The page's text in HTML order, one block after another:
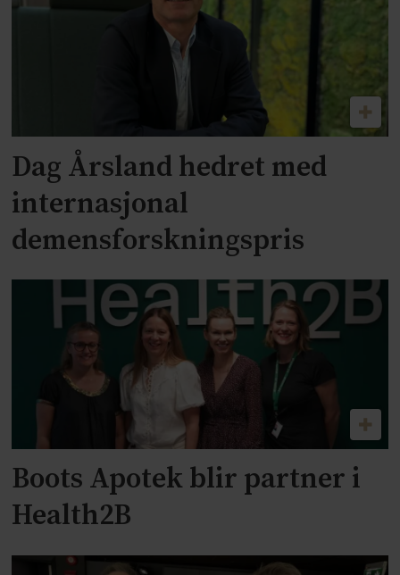
Dag Årsland hedret med
internasjonal
demensforskningspris
Boots Apotek blir partner i
Health2B